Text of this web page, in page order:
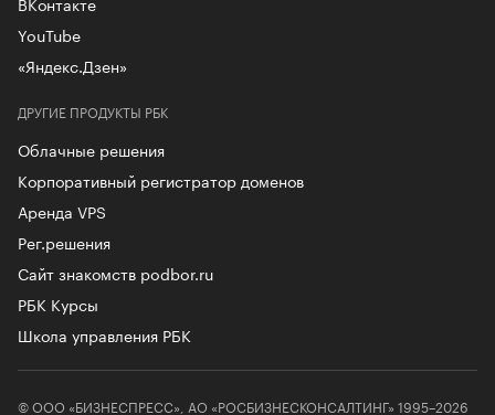
ДРУГИЕ ПРОДУКТЫ РБК
Облачные решения
Корпоративный регистратор доменов
Аренда VPS
Рег.решения
Сайт знакомств podbor.ru
РБК Курсы
Школа управления РБК
YouTube
«Яндекс.Дзен»
© ООО «БИЗНЕСПРЕСС», АО «РОСБИЗНЕСКОНСАЛТИНГ» 1995–2026